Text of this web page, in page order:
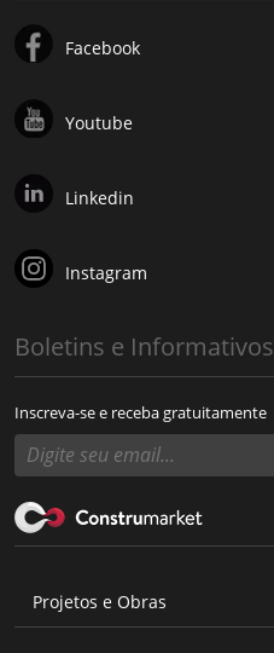
Facebook
Youtube
Linkedin
Instagram
Boletins e Informativos
Inscreva-se e receba gratuitamente
Projetos e Obras